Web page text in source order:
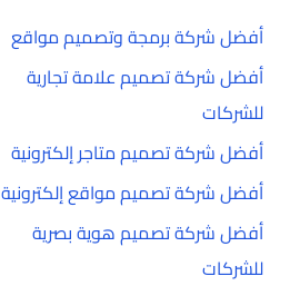
أفضل شركة برمجة وتصميم مواقع
أفضل شركة تصميم علامة تجارية
للشركات
أفضل شركة تصميم متاجر إلكترونية
أفضل شركة تصميم مواقع إلكترونية
أفضل شركة تصميم هوية بصرية
للشركات